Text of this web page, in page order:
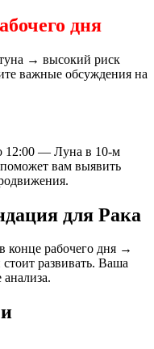
дня
→ высокий риск
важные обсуждения на
12:00 — Луна в 10-м
вам выявить
для Рака
конце рабочего дня →
развивать. Ваша
анализа.